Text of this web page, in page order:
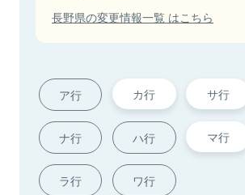
長野県の変更情報一覧 はこちら
ア行 カ行 サ行
ナ行 ハ行 マ行
ラ行 ワ行